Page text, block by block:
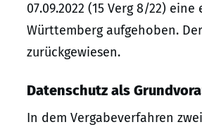
07.09.2022 (15 Verg 8/22)
Württemberg aufgehoben.
zurückgewiesen.
Datenschutz als
In dem Vergabeverfahren